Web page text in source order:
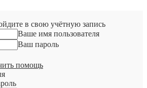
в свою учётную запись
Ваше имя пользователя
Ваш пароль
помощь